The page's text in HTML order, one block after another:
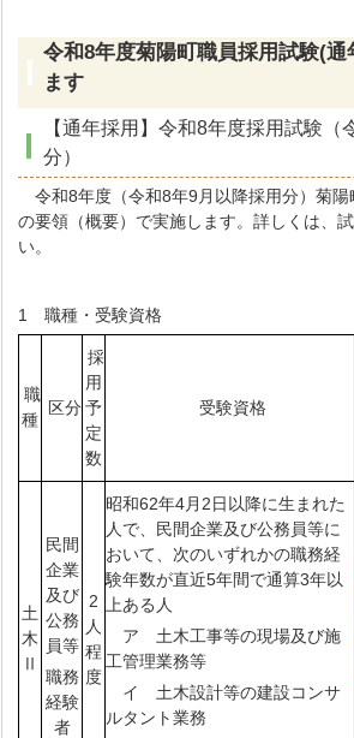
令和8年度菊陽町職員採用試験(通
ます
【通年採用】令和8年度採用試験（
分）
令和8年度（令和8年9月以降採用分）菊陽
の要領（概要）で実施します。詳しくは、
い。
1 職種・受験資格
職
種
区分
採
用
予
定
数
受験資格
土
木
Ⅱ
民間
企業
及び
公務
員等
職務
経験
者
2
人
程
度
昭和62年4月2日以降に生まれた
人で、民間企業及び公務員等に
おいて、次のいずれかの職務経
験年数が直近5年間で通算3年以
上ある人
ア 土木工事等の現場及び施
工管理業務等
イ 土木設計等の建設コンサ
ルタント業務